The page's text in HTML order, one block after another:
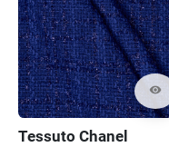
visibility
Tessuto Chanel